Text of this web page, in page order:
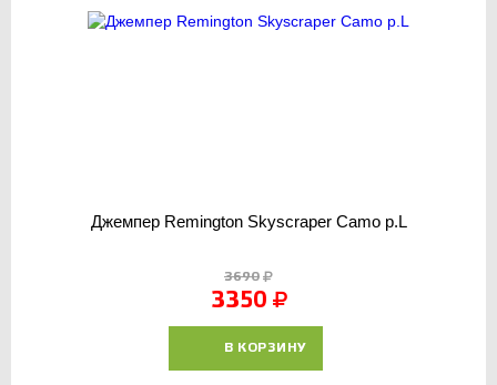
Джемпер Remington Skyscraper Camo р.L
3690
3350
В КОРЗИНУ